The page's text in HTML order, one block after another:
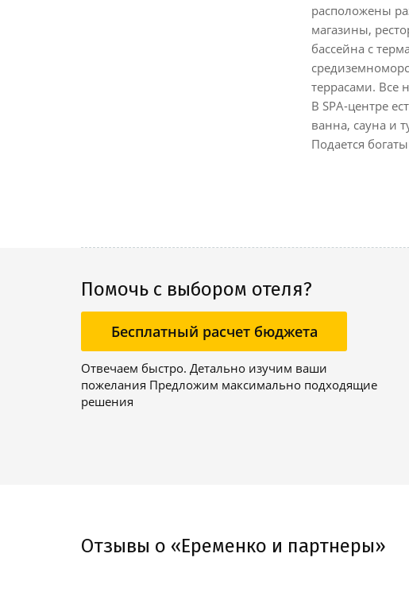
расположены
магазины,
бассейна с
террасами. Все
В SPA-центре
ванна, сауна и
Подается
Помочь с выбором отеля?
Бесплатный расчет бюджета
Отвечаем быстро. Детально изучим ваши
пожелания Предложим максимально подходящие
решения
Отзывы о «Еременко и партнеры»